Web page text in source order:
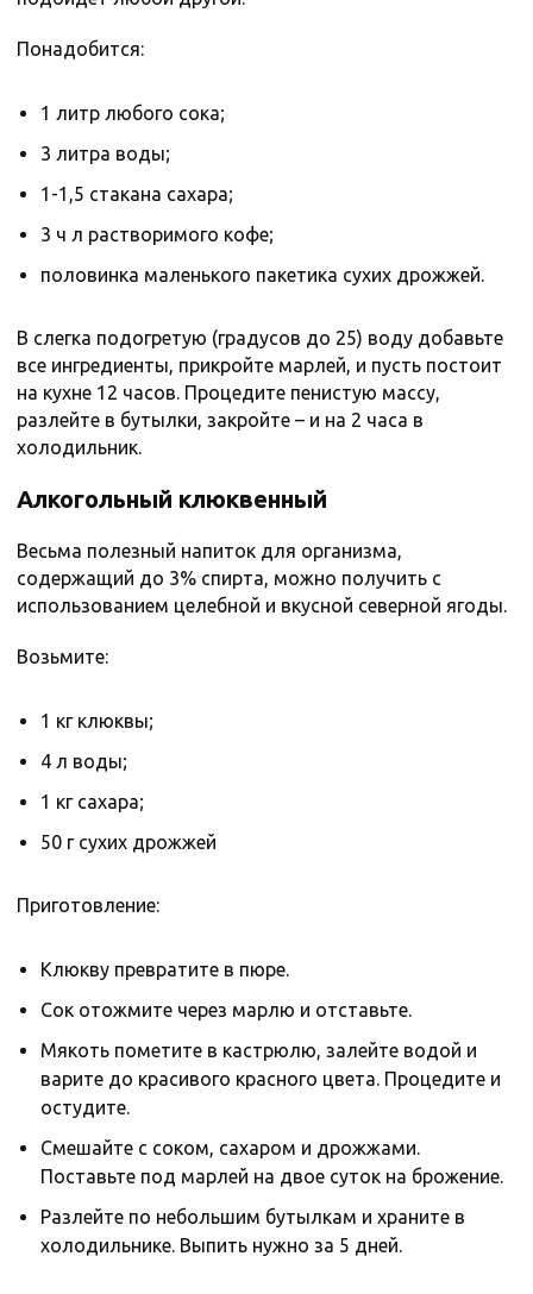
Понадобится:
1 литр любого сока;
3 литра воды;
1-1,5 стакана сахара;
3 ч л растворимого кофе;
половинка маленького пакетика сухих дрожжей.
В слегка подогретую (градусов до 25) воду добавьте
все ингредиенты, прикройте марлей, и пусть постоит
на кухне 12 часов. Процедите пенистую массу,
разлейте в бутылки, закройте – и на 2 часа в
холодильник.
Алкогольный клюквенный
Весьма полезный напиток для организма,
содержащий до 3% спирта, можно получить с
использованием целебной и вкусной северной ягоды.
Возьмите:
1 кг клюквы;
4 л воды;
1 кг сахара;
50 г сухих дрожжей
Приготовление:
Клюкву превратите в пюре.
Сок отожмите через марлю и отставьте.
Мякоть пометите в кастрюлю, залейте водой и
варите до красивого красного цвета. Процедите и
остудите.
Смешайте с соком, сахаром и дрожжами.
Поставьте под марлей на двое суток на брожение.
Разлейте по небольшим бутылкам и храните в
холодильнике. Выпить нужно за 5 дней.